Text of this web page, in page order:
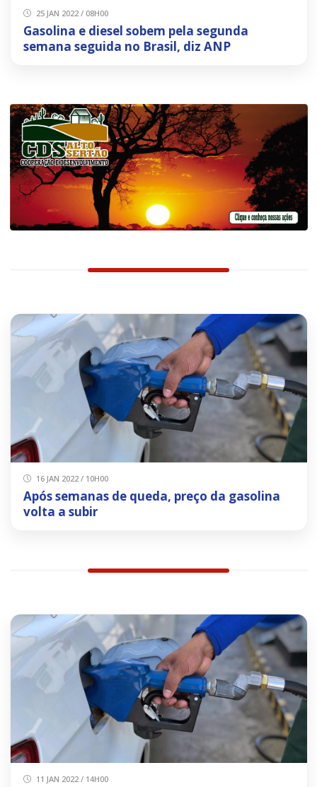
25 JAN 2022 / 08H00
Gasolina e diesel sobem pela segunda
semana seguida no Brasil, diz ANP
16 JAN 2022 / 10H00
Após semanas de queda, preço da gasolina
volta a subir
11 JAN 2022 / 14H00